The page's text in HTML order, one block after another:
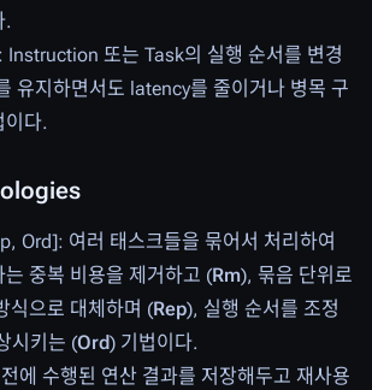
.
Instruction 또는 Task의 실행 순서를 변경
유지하면서도 latency를 줄이거나 병목 구
이다.
Ord]: 여러 태스크들을 묶어서 처리하여
중복 비용을 제거하고 (Rm), 묶음 단위로
식으로 대체하며 (Rep), 실행 순서를 조정
시키는 (Ord) 기법이다.
에 수행된 연산 결과를 저장해두고 재사용